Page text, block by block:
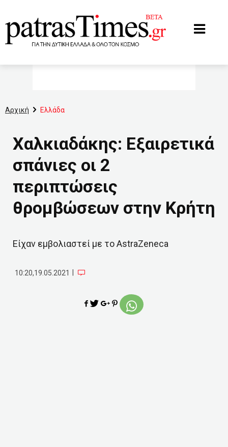
Αρχική Ελλάδα
Χαλκιαδάκης: Εξαιρετικά
σπάνιες οι 2
περιπτώσεις
θρομβώσεων στην Κρήτη
Είχαν εμβολιαστεί με το AstraZeneca
10:20,19.05.2021